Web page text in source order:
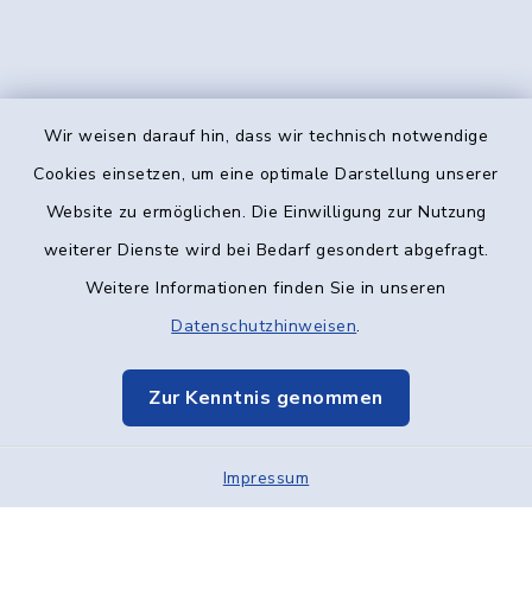
Wir weisen darauf hin, dass wir technisch notwendige
Cookies einsetzen, um eine optimale Darstellung unserer
Website zu ermöglichen. Die Einwilligung zur Nutzung
weiterer Dienste wird bei Bedarf gesondert abgefragt.
Weitere Informationen finden Sie in unseren
Datenschutzhinweisen.
Zur Kenntnis genommen
Impressum
Kontakt
Datenschutz
Elektronische Kommunikation
Sitemap